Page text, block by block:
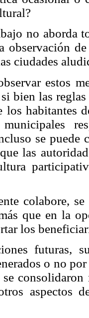
no aborda
observación
ciudades
estos
bien las
los habitantes
se puede
las
colabore,
que en la
los
futuras,
o no
aspectos